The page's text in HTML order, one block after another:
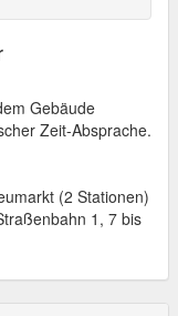
Gebäude
Zeit-Absprache.
(2 Stationen)
1, 7 bis